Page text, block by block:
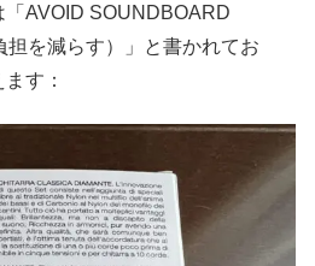
AVOID SOUNDBOARD
を減らす）」と書かれてお
す：